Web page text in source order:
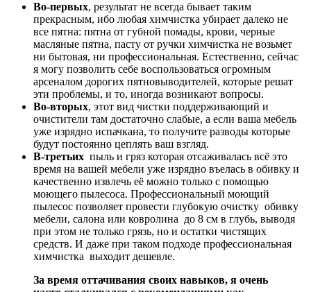
Во-первых, результат не всегда бывает таким
прекрасным, ибо любая химчистка убирает далеко не
все пятна: пятна от губной помады, крови, черные
масляные пятна, пасту от ручки химчистка не возьмет
ни бытовая, ни профессиональная. Естественно, сейчас
я могу позволить себе воспользоваться огромным
арсеналом дорогих пятновыводителей, которые решат
эти проблемы, и то, иногда возникают вопросы.
Во-вторых, этот вид чистки поддерживающий и
очистители там достаточно слабые, а если ваша мебель
уже изрядно испачкана, то получите разводы которые
будут постоянно цеплять ваш взгляд.
В-третьих пыль и гряз которая отсаживалась всё это
время на вашей мебели уже изрядно въелась в обивку и
качественно извлечь её можно только с помощью
моющего пылесоса. Профессиональный моющий
пылесос позволяет провести глубокую очистку обивку
мебели, салона или ковролина до 8 см в глубь, выводя
при этом не только грязь, но и остатки чистящих
средств. И даже при таком подходе профессиональная
химчистка выходит дешевле.
За время оттачивания своих навыков, я очень